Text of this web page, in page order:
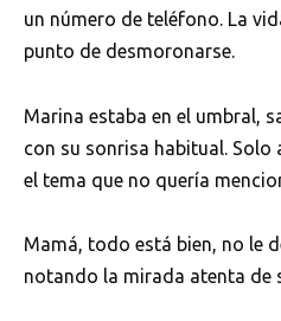
un número de teléfono. La
punto de desmoronarse.
Marina estaba en el umbral,
con su sonrisa habitual.
el tema que no quería
Mamá, todo está bien, no le
notando la mirada atenta de